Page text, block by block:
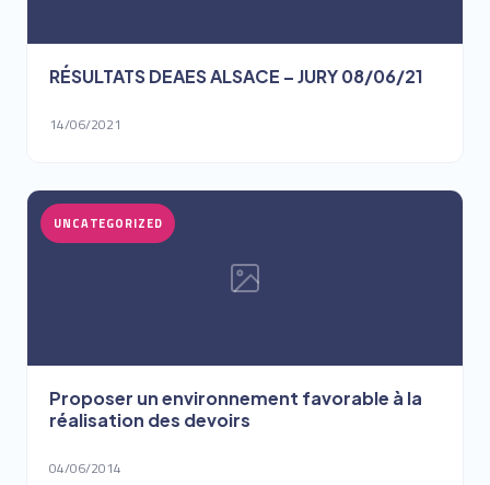
RÉSULTATS DEAES ALSACE – JURY 08/06/21
14/06/2021
UNCATEGORIZED
Proposer un environnement favorable à la
réalisation des devoirs
04/06/2014